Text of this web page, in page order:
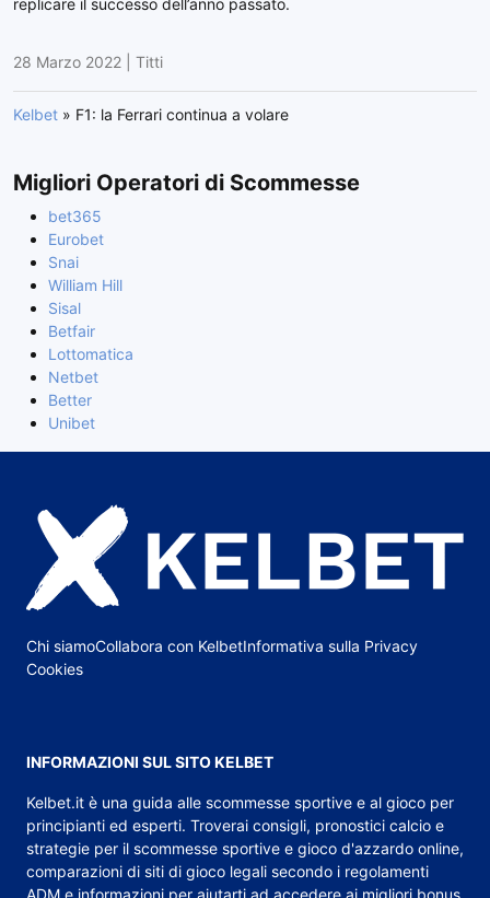
replicare il successo dell’anno passato.
28 Marzo 2022 Titti
Kelbet » F1: la Ferrari continua a volare
Migliori Operatori di Scommesse
bet365
Eurobet
Snai
William Hill
Sisal
Betfair
Lottomatica
Netbet
Better
Unibet
Chi siamoCollabora con KelbetInformativa sulla Privacy
Cookies
INFORMAZIONI SUL SITO KELBET
Kelbet.it è una guida alle scommesse sportive e al gioco per
principianti ed esperti. Troverai consigli, pronostici calcio e
strategie per il scommesse sportive e gioco d'azzardo online,
comparazioni di siti di gioco legali secondo i regolamenti